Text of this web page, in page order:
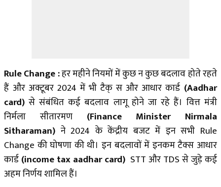
Rule Change :हर महीने नियमों में कुछ न कुछ बदलाव होते रहते
हैं और अक्टूबर 2024 में भी टैक् स और आधार कार्ड (Aadhar
card)से संबंधित कई बदलाव लागू होने जा रहे हैं। वित्त मंत्री
निर्मला सीतारमण
(Finance Minister Nirmala
Sitharaman) ने 2024 के केंद्रीय बजट में इन सभी Rule
Change की घोषणा की थी। इन बदलावों में इनकम टैक्स आधार
कार्ड(income tax aadhar card) STT और TDS से जुड़े कई
अहम निर्णय शामिल हैं।